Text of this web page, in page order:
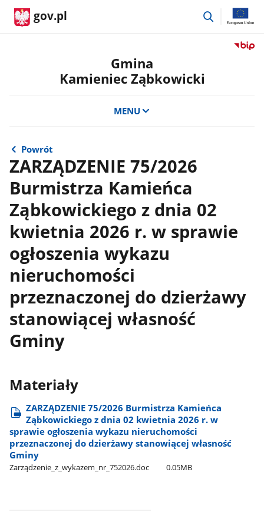
gov.pl
przejdź
Przejdź
Gmina
Kamieniec Ząbkowicki
MENU
Powrót
ZARZĄDZENIE 75/2026
Burmistrza Kamieńca
Ząbkowickiego z dnia 02
kwietnia 2026 r. w sprawie
ogłoszenia wykazu
nieruchomości
przeznaczonej do dzierżawy
stanowiącej własność
Gminy
Materiały
ZARZĄDZENIE 75/2026 Burmistrza Kamieńca
Ząbkowickiego z dnia 02 kwietnia 2026 r. w
sprawie ogłoszenia wykazu nieruchomości
przeznaczonej do dzierżawy stanowiącej własność
Gminy
Zarządzenie​_z​_wykazem​_nr​_752026.doc 0.05MB